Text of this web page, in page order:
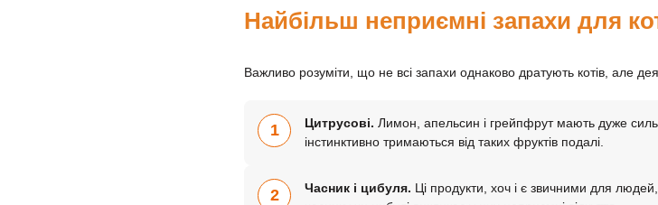
Найбільш неприємні запахи для
Важливо розуміти, що не всі запахи однаково дратують котів, але
1 Цитрусові. Лимон, апельсин і грейпфрут мають дуже
інстинктивно тримаються від таких фруктів подалі.
2 Часник і цибуля. Ці продукти, хоч і є звичними для